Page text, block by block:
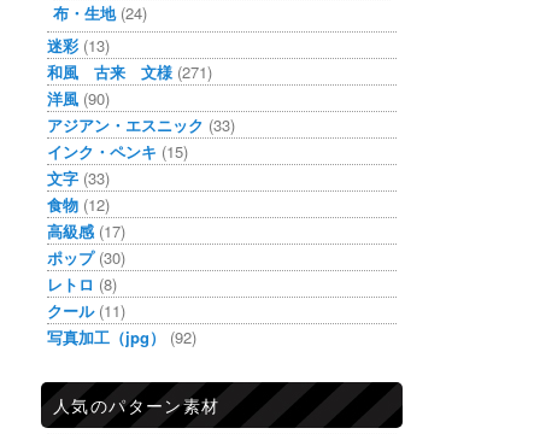
布・生地(24)
迷彩 (13)
和風 古来 文様 (271)
洋風 (90)
アジアン・エスニック (33)
インク・ペンキ (15)
文字 (33)
食物 (12)
高級感 (17)
ポップ(30)
レトロ (8)
クール(11)
写真加工（jpg）
(92)
人気のパターン素材